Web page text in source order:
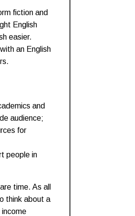
fiction and
English
easier.
an English
and
audience;
for
people in
time. As all
think about a